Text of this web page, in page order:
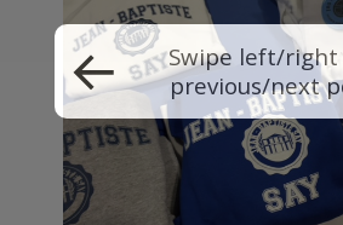
Swipe left/
previous/next